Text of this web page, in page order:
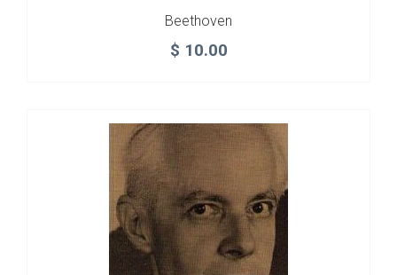
Beethoven
$ 10.00